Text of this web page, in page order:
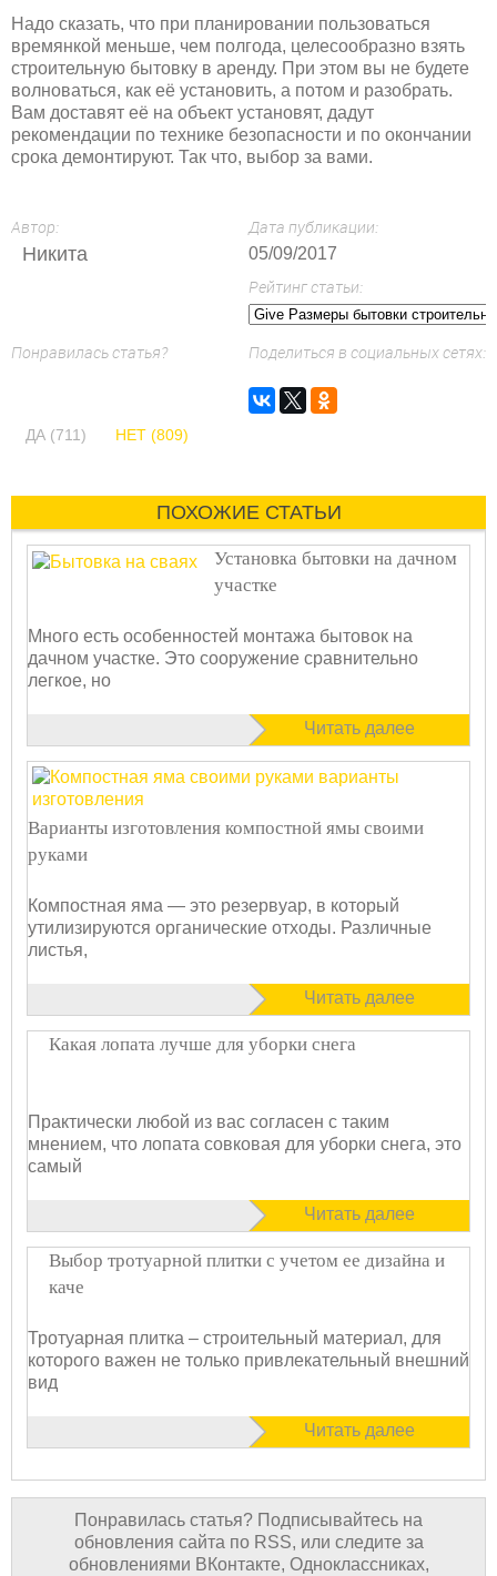
Надо сказать, что при планировании пользоваться
времянкой меньше, чем полгода, целесообразно взять
строительную бытовку в аренду. При этом вы не будете
волноваться, как её установить, а потом и разобрать.
Вам доставят её на объект установят, дадут
рекомендации по технике безопасности и по окончании
срока демонтируют. Так что, выбор за вами.
Автор:
Никита
Дата публикации:
05/09/2017
Рейтинг статьи:
Понравилась статья?
ДА (711) НЕТ (809)
Поделиться в социальных сетях:
ПОХОЖИЕ СТАТЬИ
Установка бытовки на дачном
участке
Много есть особенностей монтажа бытовок на
дачном участке. Это сооружение сравнительно
легкое, но
Читать далее
Варианты изготовления компостной ямы своими
руками
Компостная яма — это резервуар, в который
утилизируются органические отходы. Различные
листья,
Читать далее
Какая лопата лучше для уборки снега
Практически любой из вас согласен с таким
мнением, что лопата совковая для уборки снега, это
самый
Читать далее
Выбор тротуарной плитки с учетом ее дизайна и
каче
Тротуарная плитка – строительный материал, для
которого важен не только привлекательный внешний
вид
Читать далее
Понравилась статья? Подписывайтесь на
обновления сайта по RSS, или следите за
обновлениями ВКонтакте, Одноклассниках,